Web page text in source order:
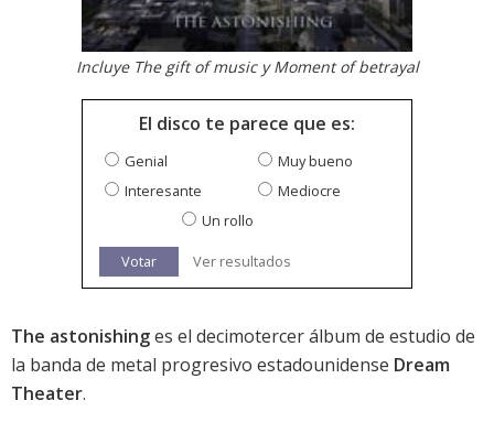
Incluye The gift of music y Moment of betrayal
El disco te parece que es:
Genial
Muy bueno
Interesante
Mediocre
Un rollo
Votar Ver resultados
The astonishinges el decimotercer álbum de estudio de
la banda de metal progresivo estadounidense Dream
Theater.